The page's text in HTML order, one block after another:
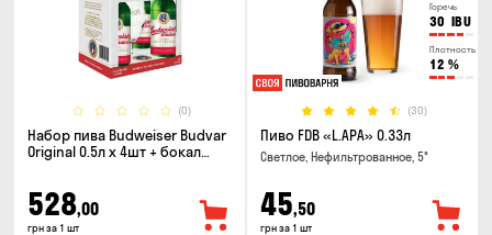
(0)
Набор пива Budweiser Budvar
Original 0.5л х 4шт + бокал
528,00
грн за 1 шт
Горечь
30 IBU
Плотность
12 %
(30)
Пиво FDB «L.APA» 0.33л
Светлое, Нефильтрованное, 5°
45,50
грн за 1 шт